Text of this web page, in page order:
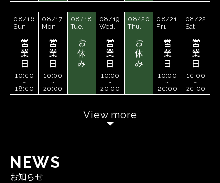
08/16
Sun.
営
業
日
10:00
~
18:00
08/17
Mon.
営
業
日
10:00
~
20:00
08/18
Tue.
お
休
み
-
08/19
Wed.
営
業
日
10:00
~
20:00
08/20
Thu.
お
休
み
-
08/21
Fri.
営
業
日
10:00
~
20:00
08/22
Sat.
営
業
日
10:00
~
20:00
View more
NEWS
お知らせ